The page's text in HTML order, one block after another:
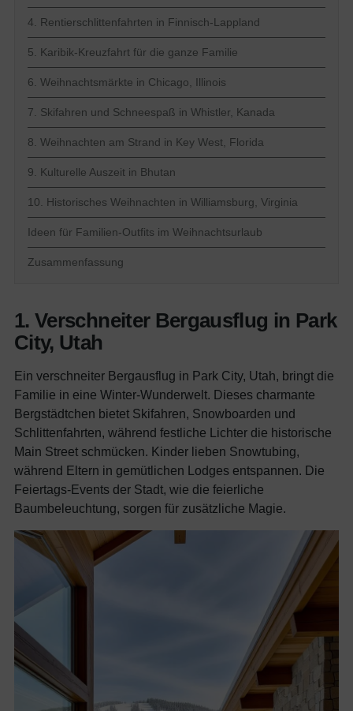
4. Rentierschlittenfahrten in Finnisch-Lappland
5. Karibik-Kreuzfahrt für die ganze Familie
6. Weihnachtsmärkte in Chicago, Illinois
7. Skifahren und Schneespaß in Whistler, Kanada
8. Weihnachten am Strand in Key West, Florida
9. Kulturelle Auszeit in Bhutan
10. Historisches Weihnachten in Williamsburg, Virginia
Ideen für Familien-Outfits im Weihnachtsurlaub
Zusammenfassung
1. Verschneiter Bergausflug in Park
City, Utah
Ein verschneiter Bergausflug in Park City, Utah, bringt die
Familie in eine Winter-Wunderwelt. Dieses charmante
Bergstädtchen bietet Skifahren, Snowboarden und
Schlittenfahrten, während festliche Lichter die historische
Main Street schmücken. Kinder lieben Snowtubing,
während Eltern in gemütlichen Lodges entspannen. Die
Feiertags-Events der Stadt, wie die feierliche
Baumbeleuchtung, sorgen für zusätzliche Magie.